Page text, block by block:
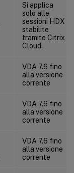
Si applica
solo alle
sessioni HDX
stabilite
tramite Citrix
Cloud.
VDA 7.6 fino
alla versione
corrente
VDA 7.6 fino
alla versione
corrente
VDA 7.6 fino
alla versione
corrente